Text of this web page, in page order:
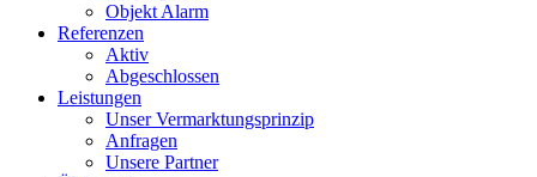
Objekt Alarm
Referenzen
Aktiv
Abgeschlossen
Leistungen
Unser Vermarktungsprinzip
Anfragen
Unsere Partner